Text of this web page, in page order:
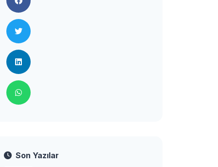
Son Yazılar